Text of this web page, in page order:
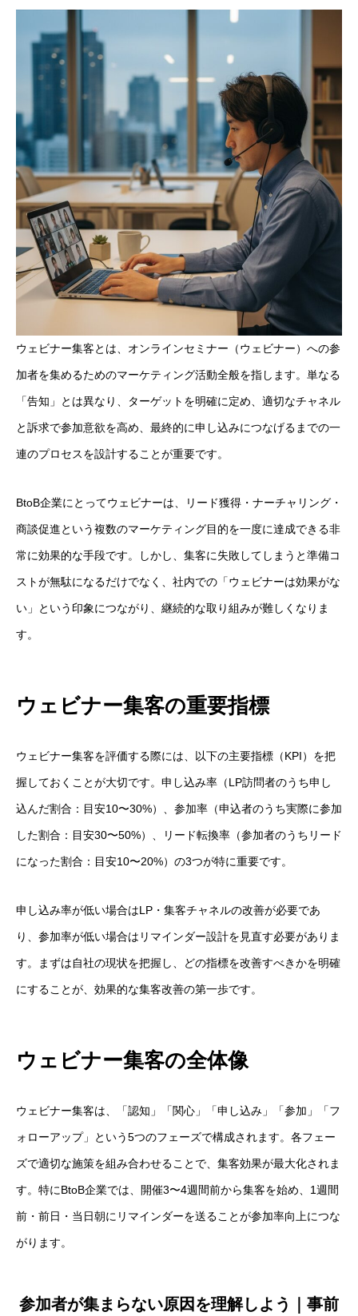
ウェビナー集客とは、オンラインセミナー（ウェビナー）への参
加者を集めるためのマーケティング活動全般を指します。単なる
「告知」とは異なり、ターゲットを明確に定め、適切なチャネル
と訴求で参加意欲を高め、最終的に申し込みにつなげるまでの一
連のプロセスを設計することが重要です。
BtoB企業にとってウェビナーは、リード獲得・ナーチャリング・
商談促進という複数のマーケティング目的を一度に達成できる非
常に効果的な手段です。しかし、集客に失敗してしまうと準備コ
ストが無駄になるだけでなく、社内での「ウェビナーは効果がな
い」という印象につながり、継続的な取り組みが難しくなりま
す。
ウェビナー集客の重要指標
ウェビナー集客を評価する際には、以下の主要指標（KPI）を把
握しておくことが大切です。申し込み率（LP訪問者のうち申し
込んだ割合：目安10〜30%）、参加率（申込者のうち実際に参加
した割合：目安30〜50%）、リード転換率（参加者のうちリード
になった割合：目安10〜20%）の3つが特に重要です。
申し込み率が低い場合はLP・集客チャネルの改善が必要であ
り、参加率が低い場合はリマインダー設計を見直す必要がありま
す。まずは自社の現状を把握し、どの指標を改善すべきかを明確
にすることが、効果的な集客改善の第一歩です。
ウェビナー集客の全体像
ウェビナー集客は、「認知」「関心」「申し込み」「参加」「フ
ォローアップ」という5つのフェーズで構成されます。各フェー
ズで適切な施策を組み合わせることで、集客効果が最大化されま
す。特にBtoB企業では、開催3〜4週間前から集客を始め、1週間
前・前日・当日朝にリマインダーを送ることが参加率向上につな
がります。
参加者が集まらない原因を理解しよう｜事前